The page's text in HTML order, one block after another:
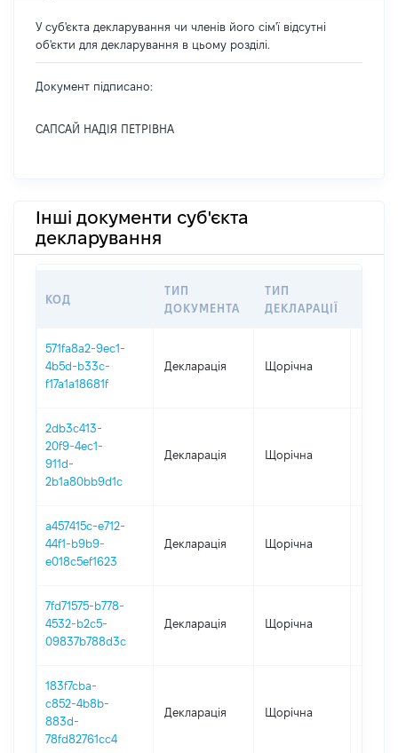
У суб'єкта декларування чи членів його сім'ї відсутні
об'єкти для декларування в цьому розділі.
Документ підписано:
САПСАЙ НАДІЯ ПЕТРІВНА
Інші документи суб'єкта
декларування
КОД
ТИП
ДОКУМЕНТА
ТИП
ДЕКЛАРАЦІЇ
571fa8a2-9ec1-
4b5d-b33c-
f17a1a18681f
Декларація Щорічна
2db3c413-
20f9-4ec1-
911d-
2b1a80bb9d1c
Декларація Щорічна
a457415c-e712-
44f1-b9b9-
e018c5ef1623
Декларація Щорічна
7fd71575-b778-
4532-b2c5-
09837b788d3c
Декларація Щорічна
183f7cba-
c852-4b8b-
883d-
78fd82761cc4
Декларація Щорічна